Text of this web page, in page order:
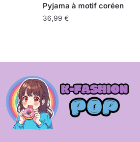
Pyjama à motif coréen
36,99€